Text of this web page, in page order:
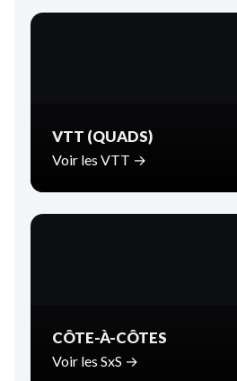
VTT (QUADS)
Voir les VTT →
CÔTE-À-CÔTES
Voir les SxS →